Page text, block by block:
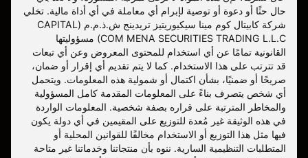
حال حثًا أو دعوة أو توصية لإبرام أي معاملة في أي أداة مالية. تخلي
شركة كابيتال كوم مينا سيكيوريتيز تريدينج ش.ذ.م.م (CAPITAL
COM MENA SECURITIES TRADING L.L.C) مسؤوليتها
القانونية تمامًا عن أي استخدام للمحتوى المعروض وعن أي تبعات
قد تترتب على هذا الاستخدام. كما لا يتم تقديم أي إقرار أو ضمان،
صريحًا أو ضمنيًا، بشأن اكتمال أو شمولية هذه المعلومات. ويتحمل
أي شخص يتصرف بناءً على المعلومات المقدمة كامل المسؤولية
والمخاطر المترتبة على قراره بصفة شخصية. المعلومات الواردة
في هذه الوثيقة غير مُعدة للتوزيع على المقيمين في أي دولة يكون
فيها مثل هذا التوزيع أو الاستخدام مخالفًا للقوانين المحلية أو
المتطلبات التنظيمية السارية. ننوه بأن منتجاتنا وخدماتنا غير متاحة